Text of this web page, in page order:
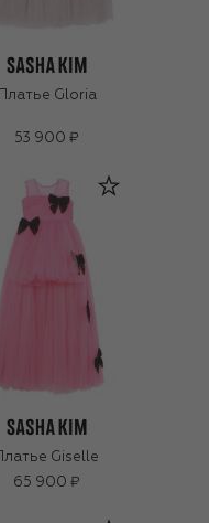
Платье Gloria
53 900 ₽
Платье Giselle
65 900 ₽